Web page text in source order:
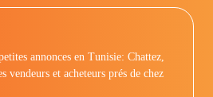
annonces en Tunisie: Chattez,
vendeurs et acheteurs prés de chez